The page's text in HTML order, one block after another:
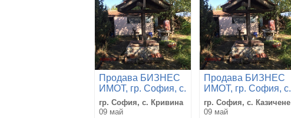
Продава БИЗНЕС
ИМОТ, гр. София, с.
Кривина
гр. София, с. Кривина
09 май
Продава БИЗНЕС
ИМОТ, гр. София, с.
Казичене
гр. София, с. Казичене
09 май